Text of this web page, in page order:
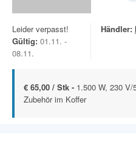
Leider verpasst!
Gültig: 01.11. -
08.11.
Händler:
€ 65,00 / Stk - 1.500 W, 230
Zubehör im Koffer